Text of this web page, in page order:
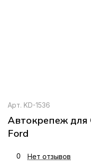
Арт. KD-1536
Автокрепеж для
Ford
0 Нет отзывов